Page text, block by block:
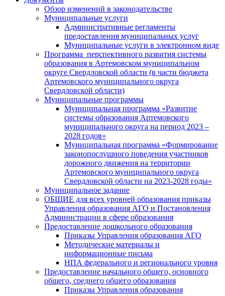
Обзор изменений в законодательстве
Муниципальные услуги
Административные регламенты
предоставления муниципальных услуг
Муниципальные услуги в электронном виде
Программа перспективного развития системы
образования в Артемовском муниципальном
округе Свердловской области (в части бюджета
Артемовского муниципального округа
Свердловской области)
Муниципальные программы
Муниципальная программа «Развитие
системы образования Артемовского
муниципального округа на период 2023 –
2028 годов»
Муниципальная программа «Формирование
законопослушного поведения участников
дорожного движения на территории
Артемовского муниципального округа
Свердловской области на 2023-2028 годы»
Муниципальное задание
ОБЩИЕ для всех уровней образования приказы
Управления образования АГО и Постановления
Администрации в сфере образования
Предоставление дошкольного образования
Приказы Управления образования АГО
Методические материалы и
информационные письма
НПА федерального и регионального уровня
Предоставление начального общего, основного
общего, среднего общего образования
Приказы Управления образования